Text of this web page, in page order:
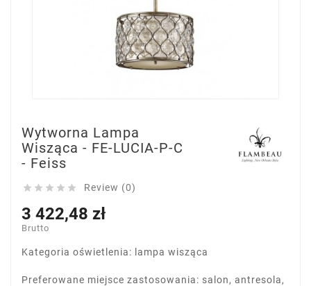
Wytworna Lampa
Wisząca - FE-LUCIA-P-C
- Feiss
     Review (0)
3 422,48 zł
Brutto
Kategoria oświetlenia: lampa wisząca
Preferowane miejsce zastosowania: salon, antresola,